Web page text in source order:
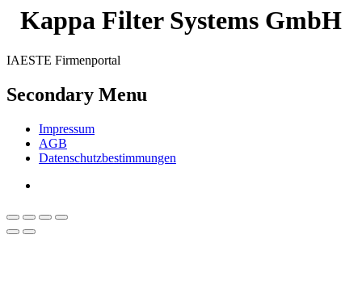
Kappa Filter Systems GmbH
IAESTE Firmenportal
Secondary Menu
Impressum
AGB
Datenschutzbestimmungen